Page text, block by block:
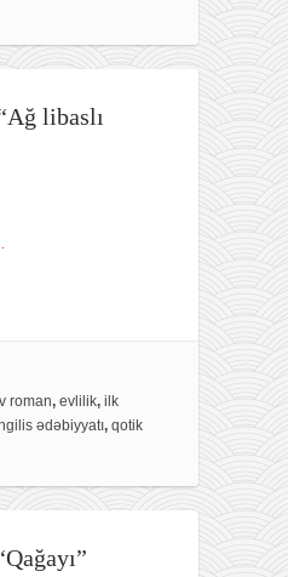
libaslı
roman, evlilik, ilk
ədəbiyyatı, qotik